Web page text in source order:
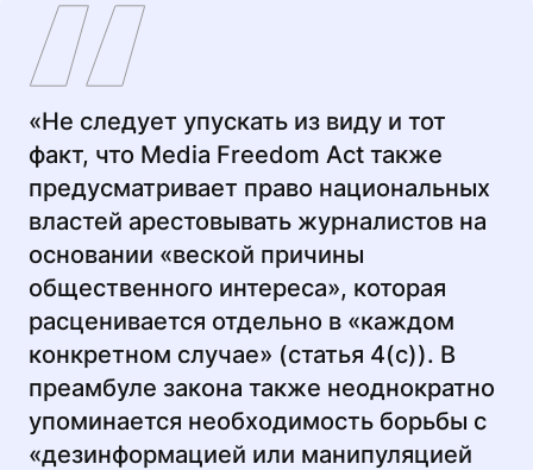
«Не следует упускать из виду и тот
факт, что Media Freedom Act также
предусматривает право национальных
властей арестовывать журналистов на
основании «веской причины
общественного интереса», которая
расценивается отдельно в «каждом
конкретном случае» (статья 4(c)). В
преамбуле закона также неоднократно
упоминается необходимость борьбы с
«дезинформацией или манипуляцией